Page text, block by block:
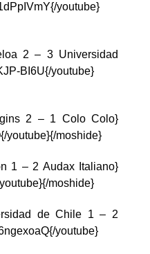
youtube}
2 – 3 Universidad
BI6U{/youtube}
2 – 1 Colo Colo}
youtube}{/moshide}
1 – 2 Audax Italiano}
moshide}
de Chile 1 – 2
youtube}